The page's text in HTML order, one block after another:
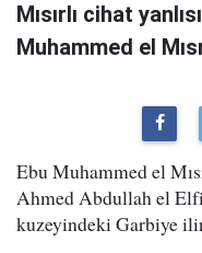
Mısırlı cihat
Muhammed el
Ebu Muhammed el
Ahmed Abdullah el
kuzeyindeki Garbiye